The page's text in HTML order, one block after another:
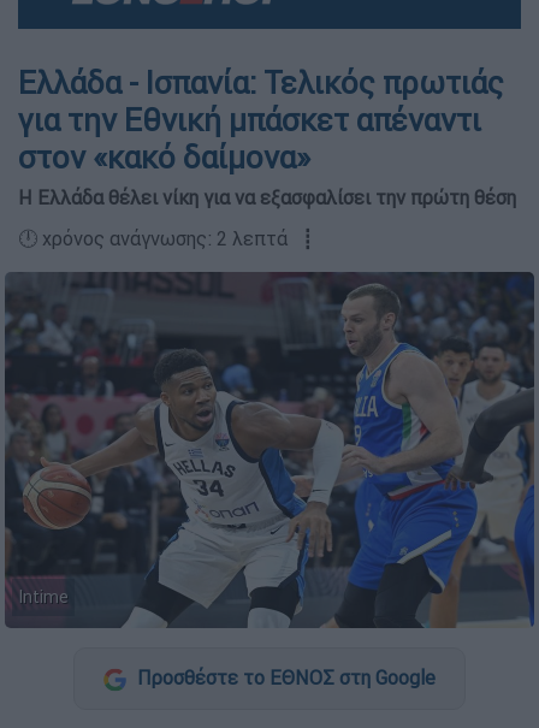
Ελλάδα - Ισπανία: Τελικός πρωτιάς
για την Εθνική μπάσκετ απέναντι
στον «κακό δαίμονα»
Η Ελλάδα θέλει νίκη για να εξασφαλίσει την πρώτη θέση
🕛 χρόνος ανάγνωσης: 2 λεπτά ┋
Intime
Προσθέστε το ΕΘΝΟΣ στη Google